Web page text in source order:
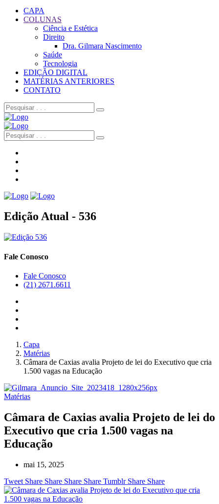
CAPA
COLUNAS
Ciência e Estética
Direito
Dra. Gilmara Nascimento
Saúde
Tecnologia
EDIÇÃO DIGITAL
MATÉRIAS ANTERIORES
CONTATO
Edição Atual - 536
Fale Conosco
Fale Conosco
(21) 2671.6611
Capa
Matérias
Câmara de Caxias avalia Projeto de lei do Executivo que cria
1.500 vagas na Educação
Matérias
Câmara de Caxias avalia Projeto de lei do
Executivo que cria 1.500 vagas na
Educação
mai 15, 2025
Tweet Share Share Share Share Tumblr Share Share